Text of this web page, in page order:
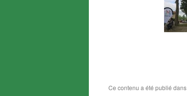
Ce contenu a été publié dans